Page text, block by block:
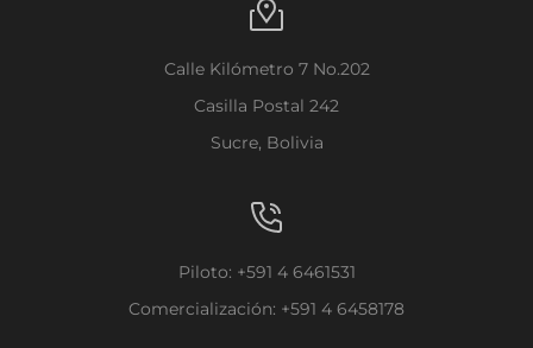
Calle Kilómetro 7 No.202
Casilla Postal 242
Sucre, Bolivia
Piloto: +591 4 6461531
Comercialización: +591 4 6458178